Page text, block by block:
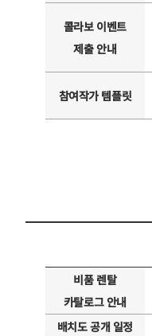
콜라보 이벤트
제출 안내
참여작가 템플릿
비품 렌탈
카탈로그 안내
배치도 공개 일정